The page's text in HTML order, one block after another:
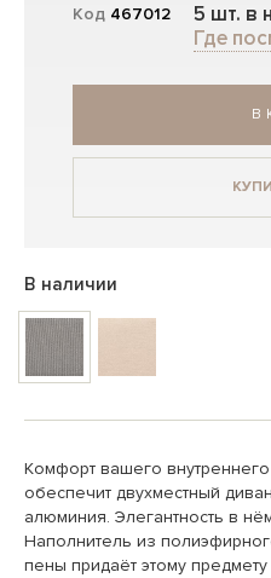
Код 467012
5 шт. в
Где
В
В наличии
Комфорт вашего
обеспечит двухместный
алюминия. Элегантность в
Наполнитель из
пены придаёт этому